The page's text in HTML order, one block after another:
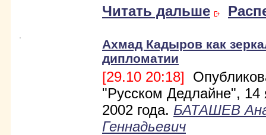
Читать дальше
Ахмад Кадыров как
дипломатии
[29.10 20:18]
"Русском Дедлайне", 14
2002 года. БАТАШЕВ
Геннадьевич